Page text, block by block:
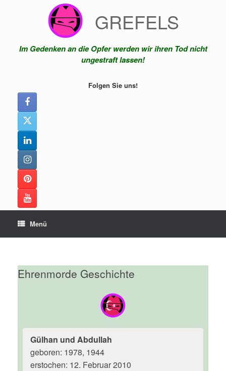
GREFELS
Im Gedenken an die Opfer werden wir ihren Tod nicht
ungestraft lassen!
Folgen Sie uns!
Menü
Ehrenmorde Geschichte
Gülhan und Abdullah
geboren: 1978, 1944
erstochen: 12. Februar 2010